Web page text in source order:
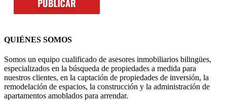
QUIÉNES SOMOS
Somos un equipo cualificado de asesores inmobiliarios bilingües,
especializados en la búsqueda de propiedades a medida para
nuestros clientes, en la captación de propiedades de inversión, la
remodelación de espacios, la construcción y la administración de
apartamentos amoblados para arrendar.